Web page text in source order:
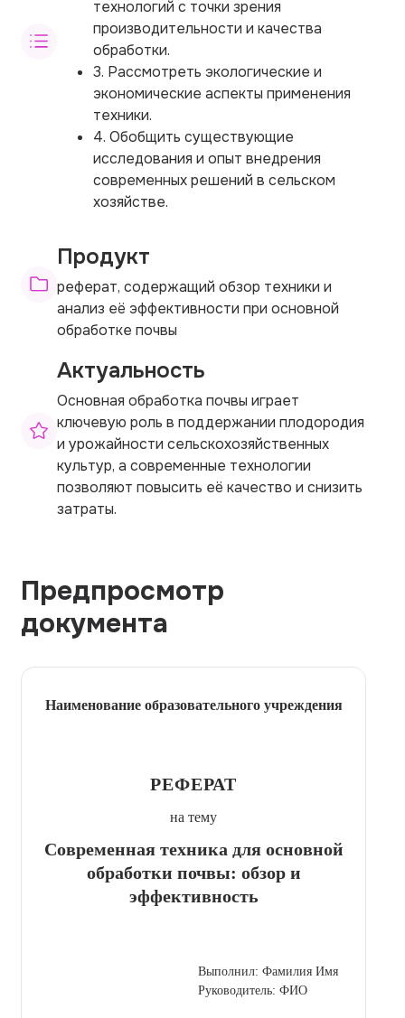
технологий с точки зрения
производительности и качества
обработки.
3. Рассмотреть экологические и
экономические аспекты применения
техники.
4. Обобщить существующие
исследования и опыт внедрения
современных решений в сельском
хозяйстве.
Продукт
реферат, содержащий обзор техники и
анализ её эффективности при основной
обработке почвы
Актуальность
Основная обработка почвы играет
ключевую роль в поддержании плодородия
и урожайности сельскохозяйственных
культур, а современные технологии
позволяют повысить её качество и снизить
затраты.
Предпросмотр
документа
Наименование образовательного учреждения
РЕФЕРАТ
на тему
Современная техника для основной
обработки почвы: обзор и
эффективность
Выполнил: Фамилия Имя
Руководитель: ФИО